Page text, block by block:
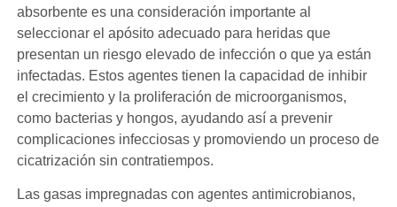
absorbente es una consideración importante al
seleccionar el apósito adecuado para heridas que
presentan un riesgo elevado de infección o que ya están
infectadas. Estos agentes tienen la capacidad de inhibir
el crecimiento y la proliferación de microorganismos,
como bacterias y hongos, ayudando así a prevenir
complicaciones infecciosas y promoviendo un proceso de
cicatrización sin contratiempos.
Las gasas impregnadas con agentes antimicrobianos,